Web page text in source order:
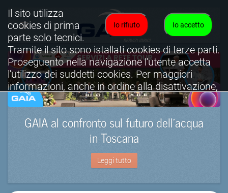
GAIA al confronto sul futuro dell’acqua
in Toscana
Leggi tutto
Io accetto
Io rifiuto
Il sito utilizza
cookies di prima
parte solo tecnici.
Tramite il sito sono istallati cookies di terze parti.
Proseguento nella navigazione l'utente accetta
l'utilizzo dei suddetti cookies. Per maggiori
informazioni, anche in ordine alla disattivazione,
è possibile consultare l'informativa cookies
completa.
Visualizza informativa completa.